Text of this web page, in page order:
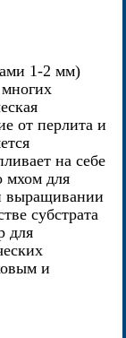
1-2 мм)
от перлита и
на себе
мхом для
выращивании
субстрата
для
и